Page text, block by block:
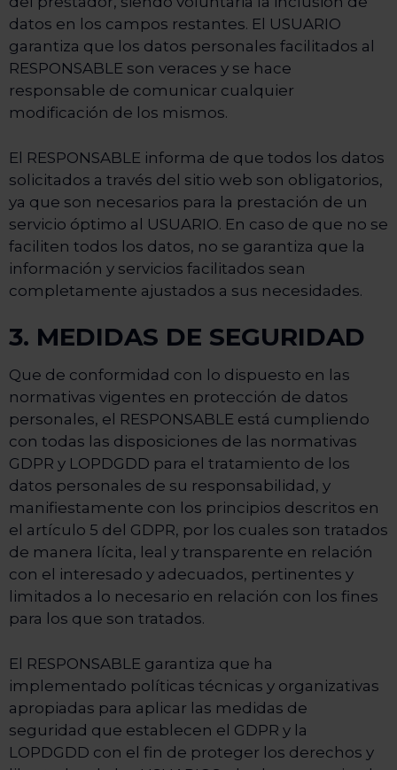
datos en los campos restantes. El USUARIO
garantiza que los datos personales facilitados al
RESPONSABLE son veraces y se hace
responsable de comunicar cualquier
modificación de los mismos.
El RESPONSABLE informa de que todos los datos
solicitados a través del sitio web son obligatorios,
ya que son necesarios para la prestación de un
servicio óptimo al USUARIO. En caso de que no se
faciliten todos los datos, no se garantiza que la
información y servicios facilitados sean
completamente ajustados a sus necesidades.
3. MEDIDAS DE SEGURIDAD
Que de conformidad con lo dispuesto en las
normativas vigentes en protección de datos
personales, el RESPONSABLE está cumpliendo
con todas las disposiciones de las normativas
GDPR y LOPDGDD para el tratamiento de los
datos personales de su responsabilidad, y
manifiestamente con los principios descritos en
el artículo 5 del GDPR, por los cuales son tratados
de manera lícita, leal y transparente en relación
con el interesado y adecuados, pertinentes y
limitados a lo necesario en relación con los fines
para los que son tratados.
El RESPONSABLE garantiza que ha
implementado políticas técnicas y organizativas
apropiadas para aplicar las medidas de
seguridad que establecen el GDPR y la
LOPDGDD con el fin de proteger los derechos y